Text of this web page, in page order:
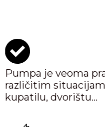
Pumpa je veoma
različitim
kupatilu, dvorištu…